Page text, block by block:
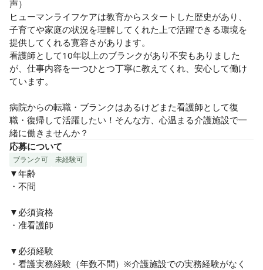
声）
ヒューマンライフケアは教育からスタートした歴史があり、
子育てや家庭の状況を理解してくれた上で活躍できる環境を
提供してくれる寛容さがあります。
看護師として10年以上のブランクがあり不安もありました
が、仕事内容を一つひとつ丁寧に教えてくれ、安心して働け
ています。
病院からの転職・ブランクはあるけどまた看護師として復
職・復帰して活躍したい！そんな方、心温まる介護施設で一
緒に働きませんか？
応募について
ブランク可 未経験可
▼年齢
・不問
▼必須資格
・准看護師
▼必須経験
・看護実務経験（年数不問）※介護施設での実務経験がなく